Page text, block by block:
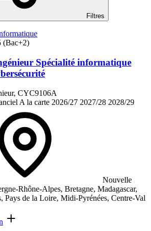
Filtres
(Bac+2)
Spécialité informatique
CYC9106A
A la carte 2026/27 2027/28 2028/29
Nouvelle
Rhône-Alpes, Bretagne, Madagascar,
Pays de la Loire, Midi-Pyrénées, Centre-Val